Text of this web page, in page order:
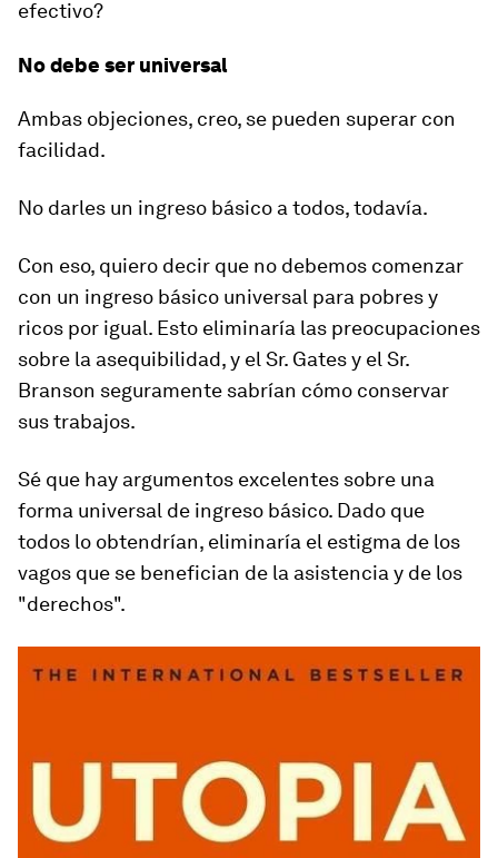
efectivo?
No debe ser universal
Ambas objeciones, creo, se pueden superar con
facilidad.
No darles un ingreso básico a todos, todavía.
Con eso, quiero decir que no debemos comenzar
con un ingreso básico universal para pobres y
ricos por igual. Esto eliminaría las preocupaciones
sobre la asequibilidad, y el Sr. Gates y el Sr.
Branson seguramente sabrían cómo conservar
sus trabajos.
Sé que hay argumentos excelentes sobre una
forma universal de ingreso básico. Dado que
todos lo obtendrían, eliminaría el estigma de los
vagos que se benefician de la asistencia y de los
"derechos".